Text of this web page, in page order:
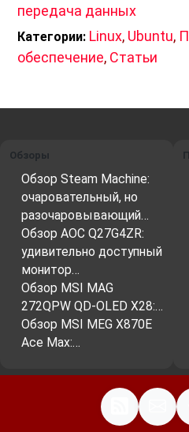
соединения с
указанному адресу и
Просмотр содержимого
Скачивание файлов:
сервера на ваш
Создание, удаление и
файлов и папок:
системой на сервере.
Перемещение файлов:
одного места на другое
Редактирование файлов:
клиенты позволяют
текстовые файлы прямо
программы.
Синхронизация:
синхронизация файлов
передача данных
Категории: Linux, Ubuntu,
обеспечение, Статьи
Обзоры
Обзор Steam Machine:
очаровательный, но
разочаровывающий…
Обзор AOC Q27G4ZR:
удивительно доступный
монитор…
Обзор MSI MAG
272QPW QD-OLED X28:…
Обзор MSI MEG X870E
Ace Max:…